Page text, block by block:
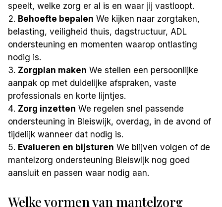
speelt, welke zorg er al is en waar jij vastloopt.
Behoefte bepalen We kijken naar zorgtaken,
belasting, veiligheid thuis, dagstructuur, ADL
ondersteuning en momenten waarop ontlasting
nodig is.
Zorgplan maken We stellen een persoonlijke
aanpak op met duidelijke afspraken, vaste
professionals en korte lijntjes.
Zorg inzetten We regelen snel passende
ondersteuning in Bleiswijk, overdag, in de avond of
tijdelijk wanneer dat nodig is.
Evalueren en bijsturen We blijven volgen of de
mantelzorg ondersteuning Bleiswijk nog goed
aansluit en passen waar nodig aan.
Welke vormen van mantelzorg